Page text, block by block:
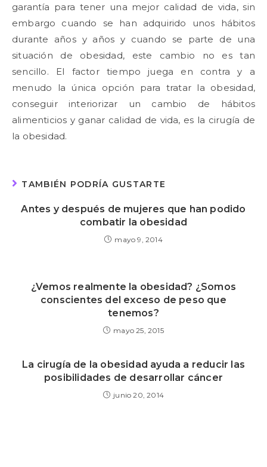
garantía para tener una mejor calidad de vida, sin
embargo cuando se han adquirido unos hábitos
durante años y años y cuando se parte de una
situación de obesidad, este cambio no es tan
sencillo. El factor tiempo juega en contra y a
menudo la única opción para tratar la obesidad,
conseguir interiorizar un cambio de hábitos
alimenticios y ganar calidad de vida, es la cirugía de
la obesidad.
TAMBIÉN PODRÍA GUSTARTE
Antes y después de mujeres que han podido
combatir la obesidad
mayo 9, 2014
¿Vemos realmente la obesidad? ¿Somos
conscientes del exceso de peso que
tenemos?
mayo 25, 2015
La cirugía de la obesidad ayuda a reducir las
posibilidades de desarrollar cáncer
junio 20, 2014